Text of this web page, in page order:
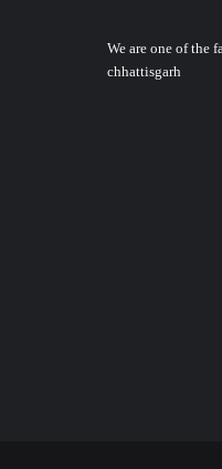
We are one of the
chhattisgarh